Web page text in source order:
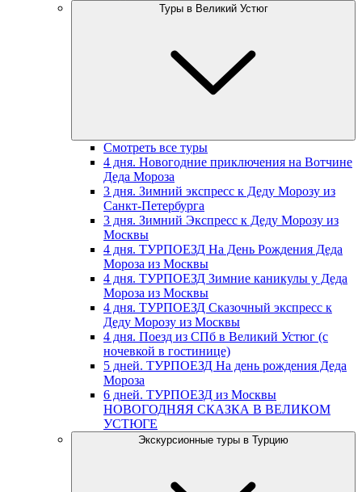
Туры в Великий Устюг
Смотреть все туры
4 дня. Новогодние приключения на Вотчине
Деда Мороза
3 дня. Зимний экспресс к Деду Морозу из
Санкт-Петербурга
3 дня. Зимний Экспресс к Деду Морозу из
Москвы
4 дня. ТУРПОЕЗД На День Рождения Деда
Мороза из Москвы
4 дня. ТУРПОЕЗД Зимние каникулы у Деда
Мороза из Москвы
4 дня. ТУРПОЕЗД Сказочный экспресс к
Деду Морозу из Москвы
4 дня. Поезд из СПб в Великий Устюг (с
ночевкой в гостинице)
5 дней. ТУРПОЕЗД На день рождения Деда
Мороза
6 дней. ТУРПОЕЗД из Москвы
НОВОГОДНЯЯ СКАЗКА В ВЕЛИКОМ
УСТЮГЕ
Экскурсионные туры в Турцию